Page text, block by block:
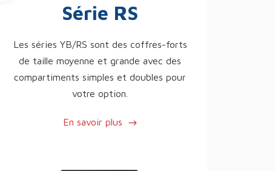
Série RS
Les séries YB/RS sont des coffres-forts
de taille moyenne et grande avec des
compartiments simples et doubles pour
votre option.
En savoir plus